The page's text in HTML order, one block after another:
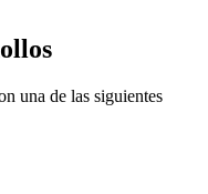
una de las siguientes